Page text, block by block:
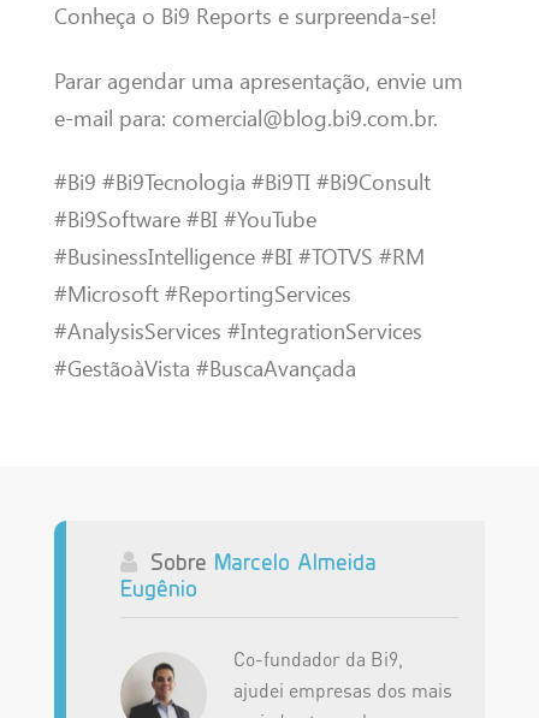
Conheça o Bi9 Reports e surpreenda-se!
Parar agendar uma apresentação, envie um
e-mail para: comercial@blog.bi9.com.br.
#Bi9 #Bi9Tecnologia #Bi9TI #Bi9Consult
#Bi9Software #BI #YouTube
#BusinessIntelligence #BI #TOTVS #RM
#Microsoft #ReportingServices
#AnalysisServices #IntegrationServices
#GestãoàVista #BuscaAvançada
Sobre Marcelo Almeida
Eugênio
Co-fundador da Bi9,
ajudei empresas dos mais